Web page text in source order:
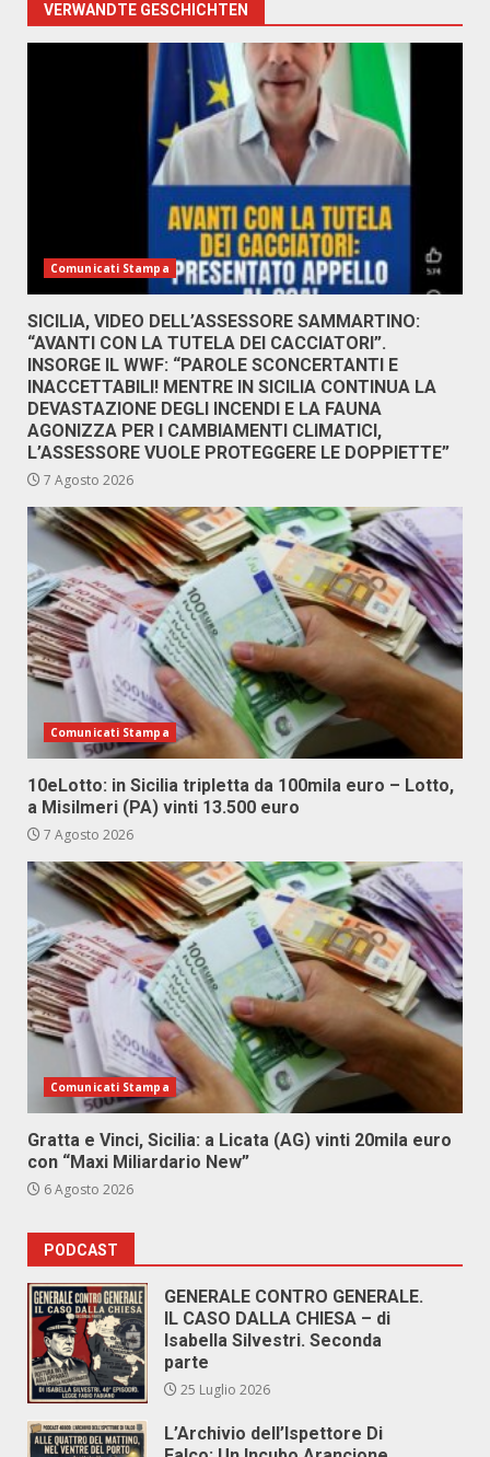
VERWANDTE GESCHICHTEN
Comunicati Stampa
SICILIA, VIDEO DELL’ASSESSORE SAMMARTINO:
“AVANTI CON LA TUTELA DEI CACCIATORI”.
INSORGE IL WWF: “PAROLE SCONCERTANTI E
INACCETTABILI! MENTRE IN SICILIA CONTINUA LA
DEVASTAZIONE DEGLI INCENDI E LA FAUNA
AGONIZZA PER I CAMBIAMENTI CLIMATICI,
L’ASSESSORE VUOLE PROTEGGERE LE DOPPIETTE”
7 Agosto 2026
Comunicati Stampa
10eLotto: in Sicilia tripletta da 100mila euro – Lotto,
a Misilmeri (PA) vinti 13.500 euro
7 Agosto 2026
Comunicati Stampa
Gratta e Vinci, Sicilia: a Licata (AG) vinti 20mila euro
con “Maxi Miliardario New”
6 Agosto 2026
PODCAST
GENERALE CONTRO GENERALE.
IL CASO DALLA CHIESA – di
Isabella Silvestri. Seconda
parte
25 Luglio 2026
L’Archivio dell’Ispettore Di